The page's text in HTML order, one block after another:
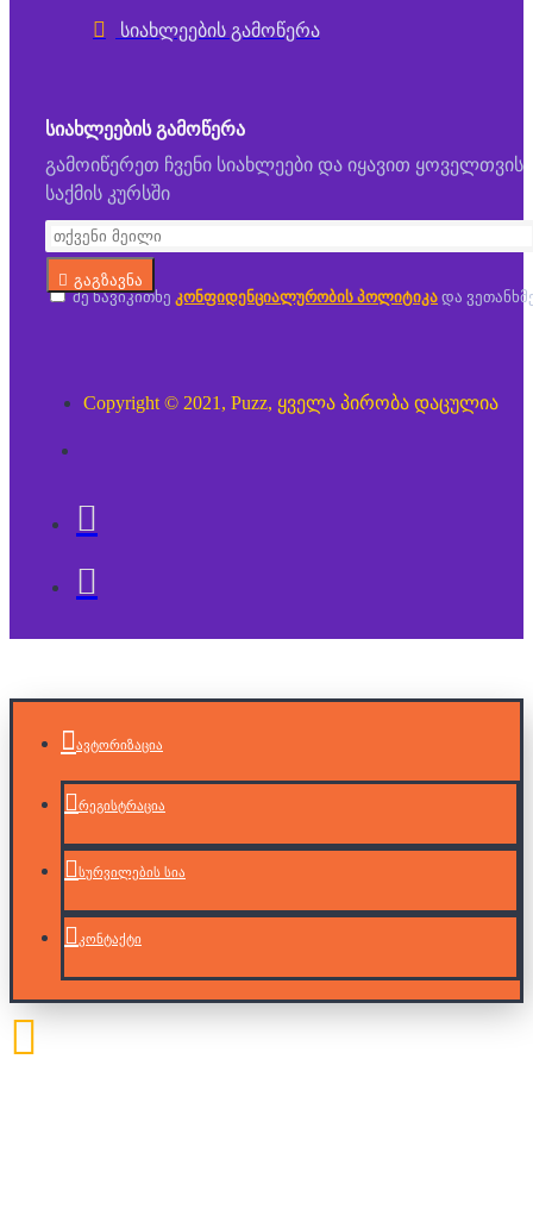
სიახლეების გამოწერა
ᲡᲘᲐᲮᲚᲔᲔᲑᲘᲡ ᲒᲐᲛᲝᲬᲔᲠᲐ
გამოიწერეთ ჩვენი სიახლეები და იყავით ყოველთვის
საქმის კურსში
გაგზავნა
მე წავიკითხე კონფიდენციალურობის პოლიტიკა და
Copyright © 2021, Puzz, ყველა პირობა დაცულია
ავტორიზაცია
რეგისტრაცია
სურვილების სია
კონტაქტი